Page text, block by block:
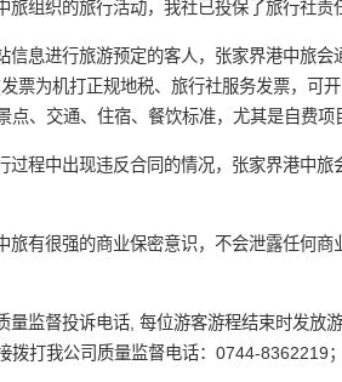
旅组织的旅行活动，我社已投保了旅行社责
信息进行旅游预定的客人，张家界港中旅
票为机打正规地税、旅行社服务发票，可
点、交通、住宿、餐饮标准，尤其是自费
过程中出现违反合同的情况，张家界港中
旅有很强的商业保密意识，不会泄露任何
量监督投诉电话, 每位游客游程结束时发放
拨打我公司质量监督电话：0744-8362219